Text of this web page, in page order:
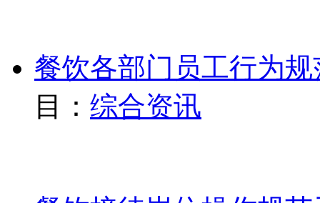
餐饮各部门员工行为
目： 综合资讯